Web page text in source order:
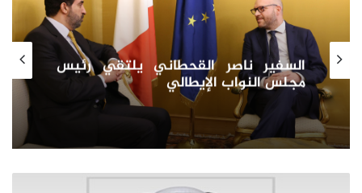
قمة مجلس التعاون بالبحرين تكامل
وتعاون وتنمّيه